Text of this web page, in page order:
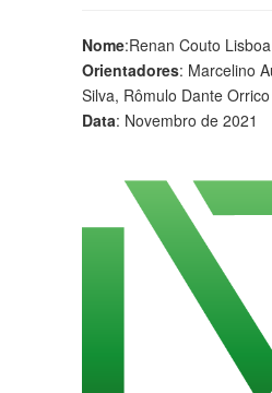
Nome:Renan Couto
Orientadores: Marcelino
Silva, Rômulo Dante
Data: Novembro de 2021